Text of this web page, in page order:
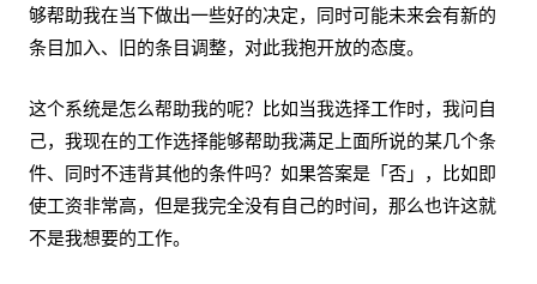
够帮助我在当下做出一些好的决定，同时可能未来会有新的
条目加入、旧的条目调整，对此我抱开放的态度。
这个系统是怎么帮助我的呢？比如当我选择工作时，我问自
己，我现在的工作选择能够帮助我满足上面所说的某几个条
件、同时不违背其他的条件吗？如果答案是「否」，比如即
使工资非常高，但是我完全没有自己的时间，那么也许这就
不是我想要的工作。